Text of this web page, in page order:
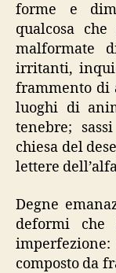
forme e
qualcosa
malformate
irritanti,
frammento di
luoghi di
tenebre;
chiesa del
lettere
Degne
deformi che
composto da